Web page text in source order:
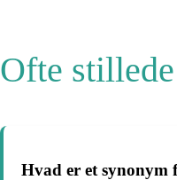
Ofte
Hvad er et synonym